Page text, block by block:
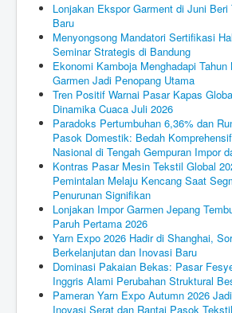
Lonjakan Ekspor Garment di Juni Beri
Baru
Menyongsong Mandatori Sertifikasi
Seminar Strategis di Bandung
Ekonomi Kamboja Menghadapi
Garmen Jadi Penopang Utama
Tren Positif Warnai Pasar Kapas
Dinamika Cuaca Juli 2026
Paradoks Pertumbuhan 6,36% dan
Pasok Domestik: Bedah
Nasional di Tengah Gempuran Impor
Kontras Pasar Mesin Tekstil Global
Pemintalan Melaju Kencang Saat
Penurunan Signifikan
Lonjakan Impor Garmen Jepang
Paruh Pertama 2026
Yarn Expo 2026 Hadir di Shanghai,
Berkelanjutan dan Inovasi Baru
Dominasi Pakaian Bekas: Pasar
Inggris Alami Perubahan Struktural
Pameran Yarn Expo Autumn 2026
Inovasi Serat dan Rantai Pasok